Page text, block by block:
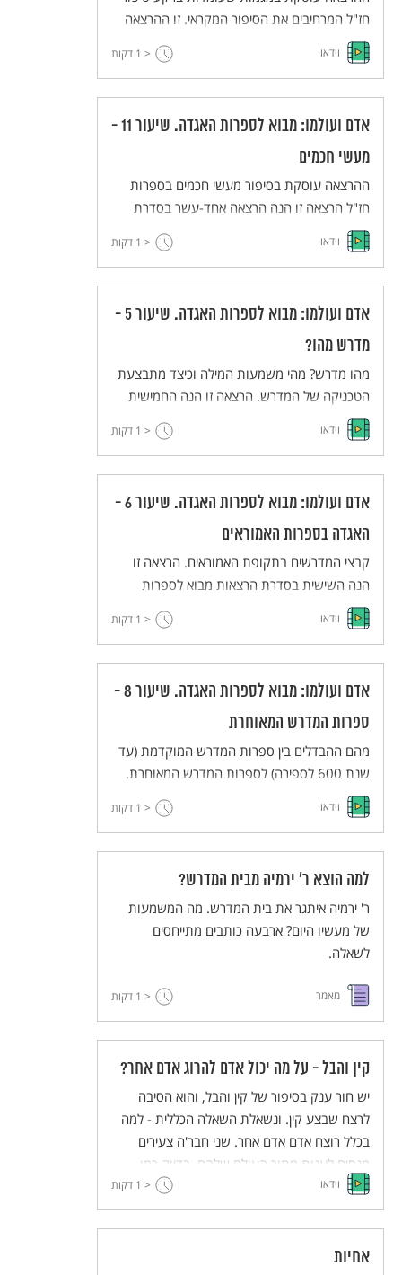
חז"ל המרחיבים את הסיפור המקראי. זו ההרצאה
העשירית בסדרת הרצאות מבוא לספרות האגדה
של פרופ' אביגדור שנאן. ההרצאות נאמרו במסגרת
וידאו < 1 דקות
אדם ועולמו: מבוא לספרות האגדה. שיעור 11 -
מעשי חכמים
ההרצאה עוסקת בסיפור מעשי חכמים בספרות
חז"ל הרצאה זו הנה הרצאה אחד-עשר בסדרת
הרצאות מבוא לספרות האגדה של פרופ" אביגדור
שנאן. ההרצאות נאמרו במסגרת תכנית אבני פינה
וידאו < 1 דקות
אדם ועולמו: מבוא לספרות האגדה. שיעור 5 -
מדרש מהו?
מהו מדרש? מהי משמעות המילה וכיצד מתבצעת
הטכניקה של המדרש. הרצאה זו הנה החמישית
בסדרת הרצאות מבוא לספרות האגדה של פרופ'
אביגדור שנאן. ההרצאות נאמרו במסגרת תכנית
וידאו < 1 דקות
אדם ועולמו: מבוא לספרות האגדה. שיעור 6 -
האגדה בספרות האמוראים
קבצי המדרשים בתקופת האמוראים. הרצאה זו
הנה השישית בסדרת הרצאות מבוא לספרות
האגדה של פרופ' אביגדור שנאן. ההרצאות נאמרו
במסגרת תכנית אבני פינה של האוניברסיטה
וידאו < 1 דקות
אדם ועולמו: מבוא לספרות האגדה. שיעור 8 -
ספרות המדרש המאוחרת
מהם ההבדלים בין ספרות המדרש המוקדמת (עד
שנת 600 לספירה) לספרות המדרש המאוחרת.
הרצאה זו ההרצאה השמינית בסדרת הרצאות
מבוא לספרות האגדה של פרופ' אביגדור שנאן.
וידאו < 1 דקות
למה הוצא ר' ירמיה מבית המדרש?
ר' ירמיה איתגר את בית המדרש. מה המשמעות
של מעשיו היום? ארבעה כותבים מתייחסים
לשאלה.
מאמר < 1 דקות
קין והבל - על מה יכול אדם להרוג אדם אחר?
יש חור ענק בסיפור של קין והבל, והוא הסיבה
לרצח שבצע קין. ונשאלת השאלה הכללית - למה
בכלל רוצח אדם אדם אחר. שני חבר'ה צעירים
מנסים לענות מתוך העולם שלהם, בדיוק כמו
שביקש המדרש.
וידאו < 1 דקות
אחיות